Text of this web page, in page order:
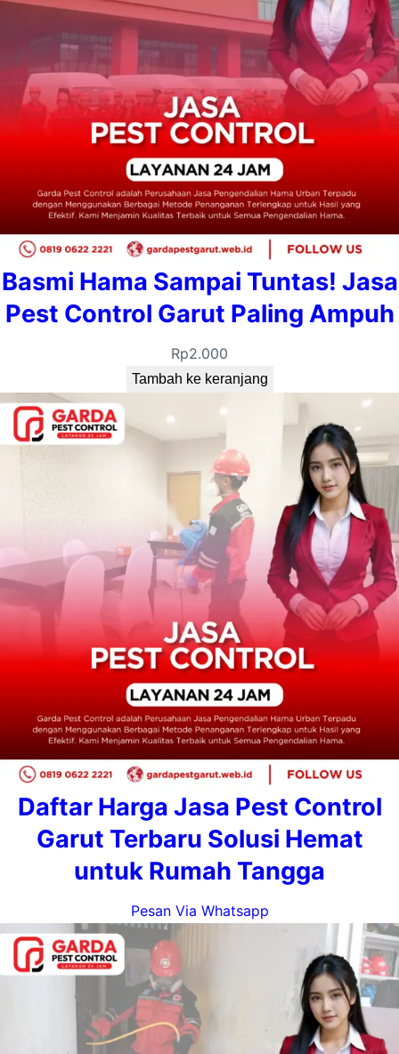
Basmi Hama Sampai Tuntas! Jasa
Pest Control Garut Paling Ampuh
Rp2.000
Tambah ke keranjang
Daftar Harga Jasa Pest Control
Garut Terbaru Solusi Hemat
untuk Rumah Tangga
Pesan Via Whatsapp